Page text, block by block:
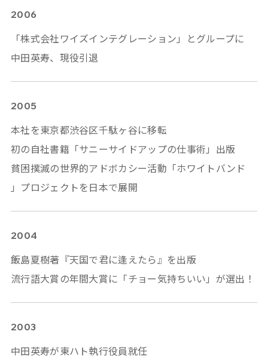
2006
「株式会社ワイズインテグレーション」とグループに
中田英寿、現役引退
2005
本社を東京都渋谷区千駄ヶ谷に移転
初の自社書籍「サニーサイドアップの仕事術」出版
貧困撲滅の世界的アドボカシー活動「ホワイトバンド
」プロジェクトを日本で展開
2004
飯島夏樹著『天国で君に逢えたら』を出版
流行語大賞の年間大賞に「チョー気持ちいい」が選出！
2003
中田英寿が東ハト執行役員就任